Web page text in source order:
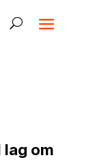
lag om